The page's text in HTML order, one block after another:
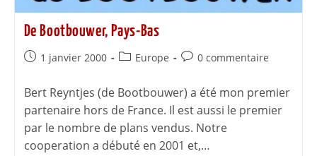
De Bootbouwer, Pays-Bas
1 janvier 2000 Europe 0 commentaire
Bert Reyntjes (de Bootbouwer) a été mon premier
partenaire hors de France. Il est aussi le premier
par le nombre de plans vendus. Notre
cooperation a débuté en 2001 et,…